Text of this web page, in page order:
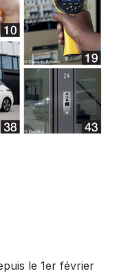
le 1er février